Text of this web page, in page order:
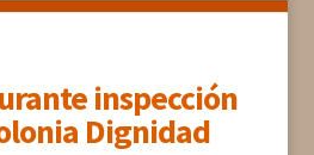
inspección
Dignidad